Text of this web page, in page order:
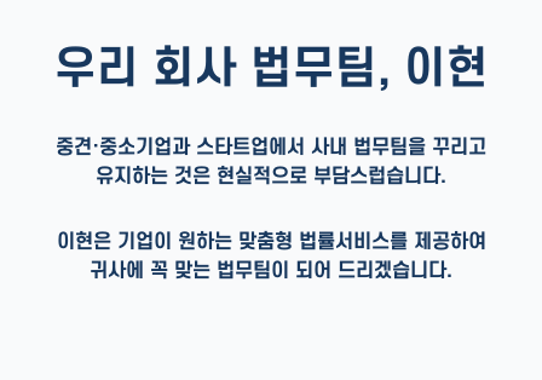
우리 회사 법무팀, 이현
중견·중소기업과 스타트업에서 사내 법무팀을 꾸리고
유지하는 것은 현실적으로 부담스럽습니다.
이현은 기업이 원하는 맞춤형 법률서비스를 제공하여
귀사에 꼭 맞는 법무팀이 되어 드리겠습니다.